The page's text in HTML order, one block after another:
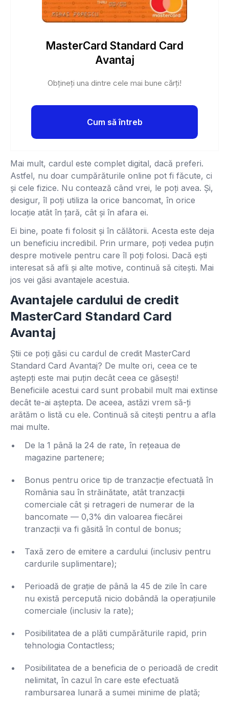
MasterCard Standard Card
Avantaj
Obțineți una dintre cele mai bune cărți!
Cum să întreb
Mai mult, cardul este complet digital, dacă preferi.
Astfel, nu doar cumpărăturile online pot fi făcute, ci
și cele fizice. Nu contează când vrei, le poți avea. Și,
desigur, îl poți utiliza la orice bancomat, în orice
locație atât în țară, cât și în afara ei.
Ei bine, poate fi folosit și în călătorii. Acesta este deja
un beneficiu incredibil. Prin urmare, poți vedea puțin
despre motivele pentru care îl poți folosi. Dacă ești
interesat să afli și alte motive, continuă să citești. Mai
jos vei găsi avantajele acestuia.
Avantajele cardului de credit
MasterCard Standard Card
Avantaj
Știi ce poți găsi cu cardul de credit MasterCard
Standard Card Avantaj? De multe ori, ceea ce te
aștepți este mai puțin decât ceea ce găsești!
Beneficiile acestui card sunt probabil mult mai extinse
decât te-ai aștepta. De aceea, astăzi vrem să-ți
arătăm o listă cu ele. Continuă să citești pentru a afla
mai multe.
De la 1 până la 24 de rate, în rețeaua de
magazine partenere;
Bonus pentru orice tip de tranzacție efectuată în
România sau în străinătate, atât tranzacții
comerciale cât și retrageri de numerar de la
bancomate — 0,3% din valoarea fiecărei
tranzacții va fi găsită în contul de bonus;
Taxă zero de emitere a cardului (inclusiv pentru
cardurile suplimentare);
Perioadă de grație de până la 45 de zile în care
nu există percepută nicio dobândă la operațiunile
comerciale (inclusiv la rate);
Posibilitatea de a plăti cumpărăturile rapid, prin
tehnologia Contactless;
Posibilitatea de a beneficia de o perioadă de credit
nelimitat, în cazul în care este efectuată
rambursarea lunară a sumei minime de plată;